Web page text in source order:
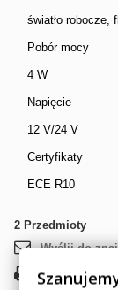
światło robocze,
Pobór mocy
4 W
Napięcie
12 V/24 V
Certyfikaty
ECE R10
2 Przedmioty
Wyślij do
Drukuj